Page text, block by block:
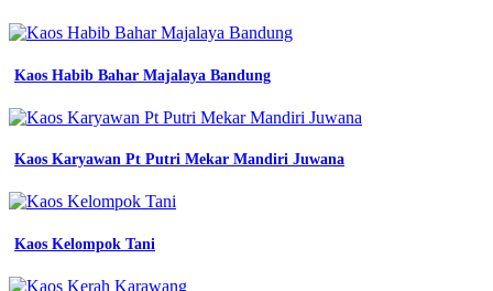
Kaos Habib Bahar Majalaya Bandung
Kaos Karyawan Pt Putri Mekar Mandiri Juwana
Kaos Kelompok Tani